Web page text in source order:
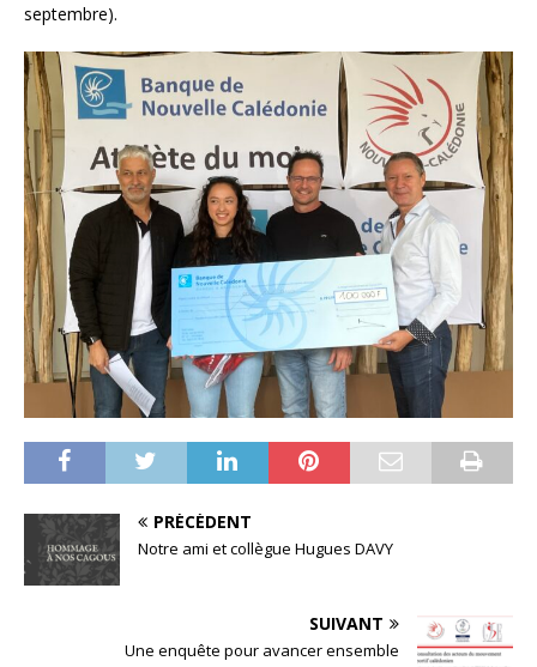
septembre).
PRÉCÉDENT
Notre ami et collègue Hugues DAVY
SUIVANT
Une enquête pour avancer ensemble